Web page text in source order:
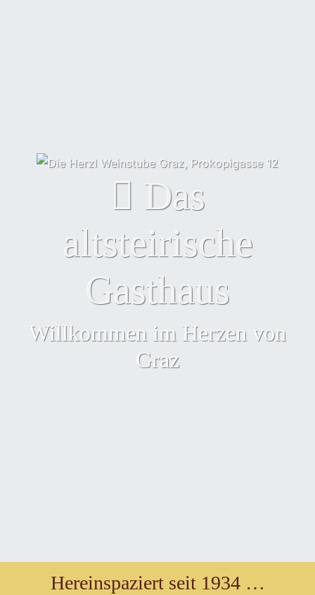
Das
altsteirische
Gasthaus
Willkommen im Herzen von
Graz
Hereinspaziert seit 1934 …